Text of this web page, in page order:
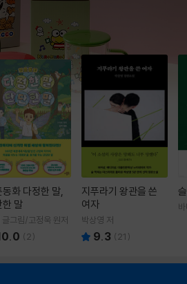
동화 다정한 말,
한 말
글그림/고정욱 원저
( 2)
지푸라기 왕관을 쓴
여자
박상영 저
9.3 ( 21 )